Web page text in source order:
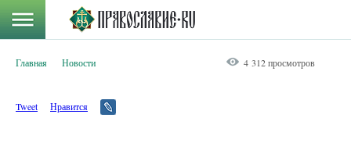
Главная Новости 4 312 просмотров
Tweet Нравится